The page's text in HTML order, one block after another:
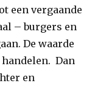
een vergaande
– burgers en
De waarde
Dan
en